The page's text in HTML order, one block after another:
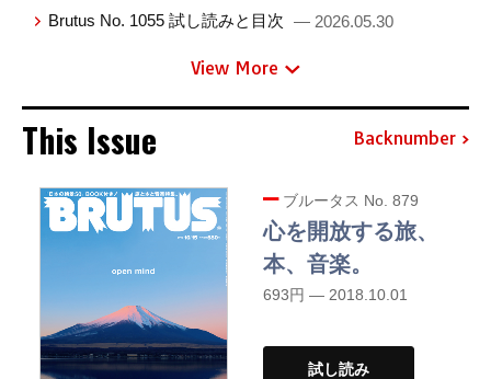
Brutus No. 1055 試し読みと目次 — 2026.05.30
View More
This Issue Backnumber
ブルータス No. 879
心を開放する旅、
本、音楽。
693円 — 2018.10.01
試し読み